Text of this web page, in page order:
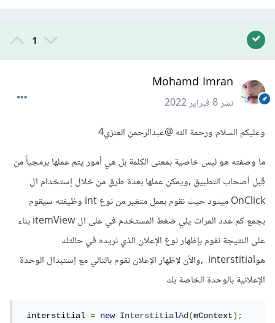
1
Mohamd Imran
نشر8 فبراير 2022
وعليكم السلام ورحمة الله@عبدالرحمن العنزي4
ما وصفته هو ليس خاصية بمعنى الكلمة بل هي أمور يتم عملها برمجياً من
قِبل أصحاب التطبيق ,ويمكن عملها بعدة طرق من خلال إستخدام ال
OnClick ميثود حيث نقوم بعمل متغير من نوع int وظيفته سيقوم
بجمع كم عدد المرات يلي ضغط المستخدم في على ال itemView بناء
على النتيجة نقوم بإظهار نوع الإعلان الذي نريده في حالتك
هوinterstitial ,والأن لإظهار الإعلان نقوم بالتالي مع إستبدال الوحدة
الإعلانية بالوحدة الخاصة بك
interstitial = new InterstitialAd(mContext);